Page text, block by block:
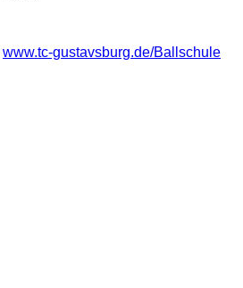
www.tc-gustavsburg.de/Ballschule